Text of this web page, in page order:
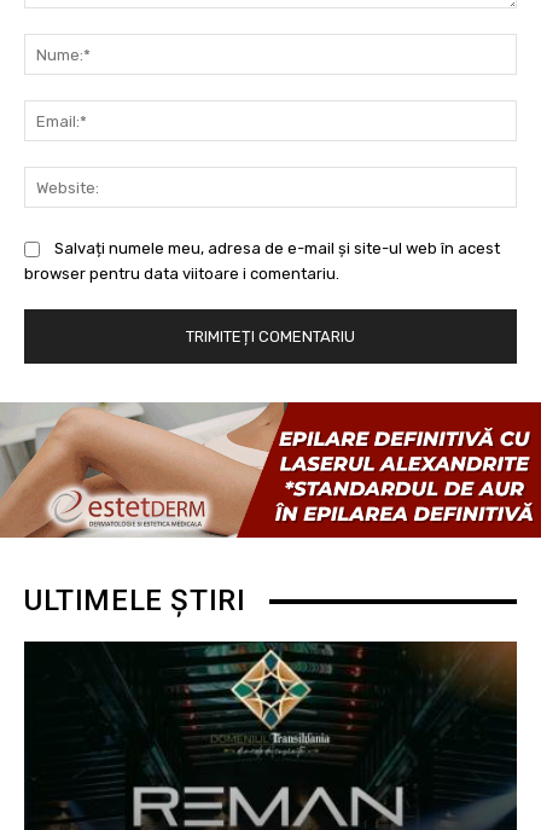
Salvați numele meu, adresa de e-mail și site-ul web în acest
browser pentru data viitoare i comentariu.
ULTIMELE ȘTIRI